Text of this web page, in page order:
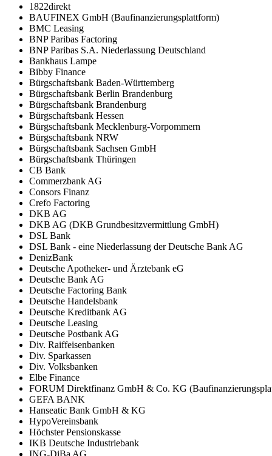
1822direkt
BAUFINEX GmbH (Baufinanzierungsplattform)
BMC Leasing
BNP Paribas Factoring
BNP Paribas S.A. Niederlassung Deutschland
Bankhaus Lampe
Bibby Finance
Bürgschaftsbank Baden-Württemberg
Bürgschaftsbank Berlin Brandenburg
Bürgschaftsbank Brandenburg
Bürgschaftsbank Hessen
Bürgschaftsbank Mecklenburg-Vorpommern
Bürgschaftsbank NRW
Bürgschaftsbank Sachsen GmbH
Bürgschaftsbank Thüringen
CB Bank
Commerzbank AG
Consors Finanz
Crefo Factoring
DKB AG
DKB AG (DKB Grundbesitzvermittlung GmbH)
DSL Bank
DSL Bank - eine Niederlassung der Deutsche Bank AG
DenizBank
Deutsche Apotheker- und Ärztebank eG
Deutsche Bank AG
Deutsche Factoring Bank
Deutsche Handelsbank
Deutsche Kreditbank AG
Deutsche Leasing
Deutsche Postbank AG
Div. Raiffeisenbanken
Div. Sparkassen
Div. Volksbanken
Elbe Finance
FORUM Direktfinanz GmbH & Co. KG
GEFA BANK
Hanseatic Bank GmbH & KG
HypoVereinsbank
Höchster Pensionskasse
IKB Deutsche Industriebank
ING-DiBa AG